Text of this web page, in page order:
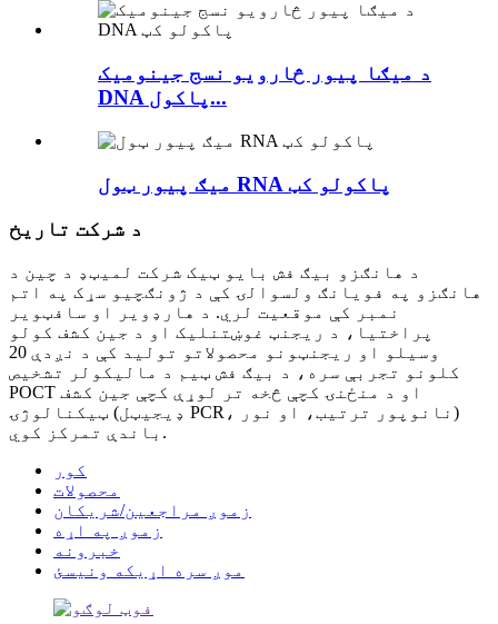
د میګا پیور څارویو نسج جینومیک
DNA پاکول...
میګ پیور ټول RNA پاکولو کټ
د شرکت تاریخ
د هانګزو بیګ فش بایو ټیک شرکت لمیټډ د چین د
هانګزو په فویانګ ولسوالۍ کې د ژونګچیو سړک په اتم
نمبر کې موقعیت لري. د هارډویر او سافټویر
پراختیا، د ریجنټ غوښتنلیک او د جین کشف کولو
وسیلو او ریجنټونو محصولاتو تولید کې د نږدې 20
کلونو تجربې سره، د بیګ فش ټیم د مالیکولر تشخیص
POCT او د منځنۍ کچې څخه تر لوړې کچې جین کشف
ټیکنالوژۍ (ډیجیټل PCR، نانوپور ترتیب، او نور)
باندې تمرکز کوي.
کور
محصولات
زموږ مراجعین/شریکان
زموږ په اړه
خبرونه
موږ سره اړیکه ونیسئ